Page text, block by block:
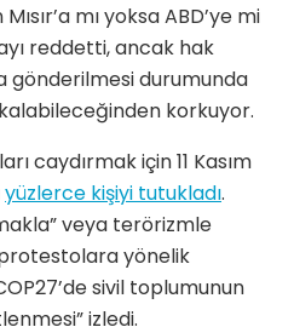
mı yoksa ABD’ye mi
reddetti, ancak hak
gönderilmesi durumunda
korkuyor.
caydırmak için 11 Kasım
yüzlerce kişiyi tutukladı.
veya terörizmle
protestolara yönelik
sivil toplumunun
izledi.